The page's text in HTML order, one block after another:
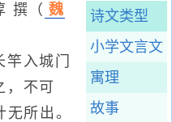
诗文类型
小学文言文
寓理
故事
撰 （ 魏
入城门
不可
所出。